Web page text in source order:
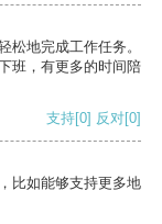
松地完成工作任务。
班，有更多的时间陪
支持[0] 反对[0]
比如能够支持更多地